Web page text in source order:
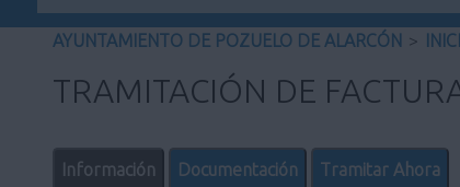
AYUNTAMIENTO DE POZUELO DE ALARCÓN >
TRAMITACIÓN DE
Información Documentación Tramitar Ahora